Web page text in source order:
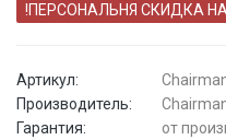
!ПЕРСОНАЛЬНЯ СКИДКА НА
Артикул:
Производитель:
Гарантия:
от